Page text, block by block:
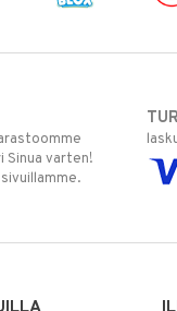
Sinua varten!